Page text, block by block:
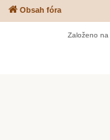
Obsah fóra
Založeno na